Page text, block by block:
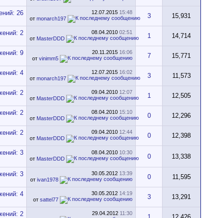
12.07.2015 15:48
от monarch197 3 15,931
08.04.2010 02:51
от MasterDDD 1 14,714
20.11.2015 16:06
от vinimm5 7 15,771
12.07.2015 16:02
от monarch197 3 11,573
09.04.2010 12:07
от MasterDDD 1 12,505
08.04.2010 15:10
от MasterDDD 0 12,296
09.04.2010 12:44
от MasterDDD 0 12,398
08.04.2010 10:30
от MasterDDD 0 13,338
30.05.2012 13:39
от ivan1978 0 11,595
30.05.2012 14:19
от sattel77 3 13,291
29.04.2012 11:30